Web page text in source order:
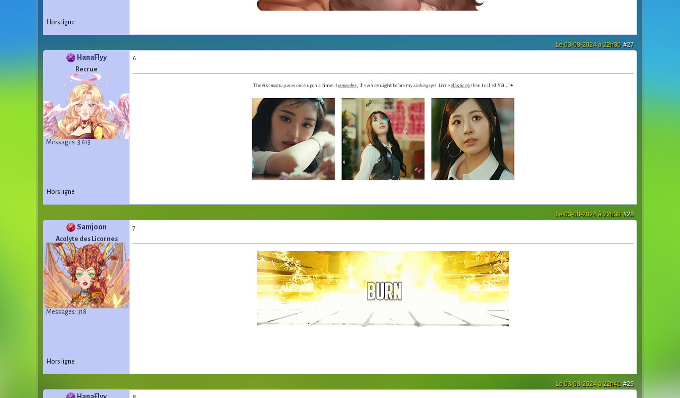
Hors ligne
#27
Le 03-08-2024 à 22h35
HanaFlyy
Recrue
Messages: 3 613
6
ᴛheғ irst meeᴛing was once upon a ᴛime . remember, the whiᴛe ʟightbefore my blinking eyes. Liᴛᴛle elasticiᴛythen I calledʏa.₊˚✦
Hors ligne
#28
Le 03-08-2024 à 22h39
Samjoon
Acolyte des Licornes
Messages: 318
7
Hors ligne
#29
Le 03-08-2024 à 22h41
HanaFlyy